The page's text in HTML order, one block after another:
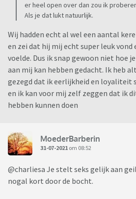
er heel open over dan zou ik
Als je dat lukt natuurlijk.
Wij hadden echt al wel een aantal
en zei dat hij mij echt super leuk vond
voelde. Dus ik snap gewoon niet hoe
aan mij kan hebben gedacht. Ik heb
gezegd dat ik eerlijkheid en loyaliteit
en ik kan voor mij zelf zeggen dat ik
hebben kunnen doen
MoederBarberin
31-07-2021 om 08:52
@charliesa Je stelt seks gelijk aan
nogal kort door de bocht.